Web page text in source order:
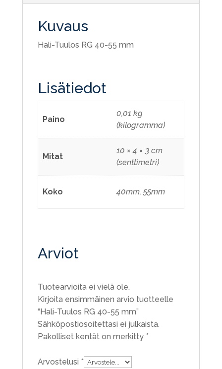
Kuvaus
Hali-Tuulos RG 40-55 mm
Lisätiedot
Paino
0,01 kg
(kilogramma)
Mitat
10 × 4 × 3 cm
(senttimetri)
Koko 40mm, 55mm
Arviot
Tuotearvioita ei vielä ole.
Kirjoita ensimmäinen arvio tuotteelle
“Hali-Tuulos RG 40-55 mm”
Sähköpostiosoitettasi ei julkaista.
Pakolliset kentät on merkitty *
Arvostelusi *